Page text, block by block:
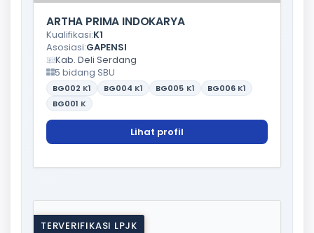
ARTHA PRIMA INDOKARYA
Kualifikasi:K1
Asosiasi:GAPENSI
Kab. Deli Serdang
5 bidang SBU
BG002 K1 BG004 K1 BG005 K1 BG006 K1
BG001 K
Lihat profil
TERVERIFIKASI LPJK